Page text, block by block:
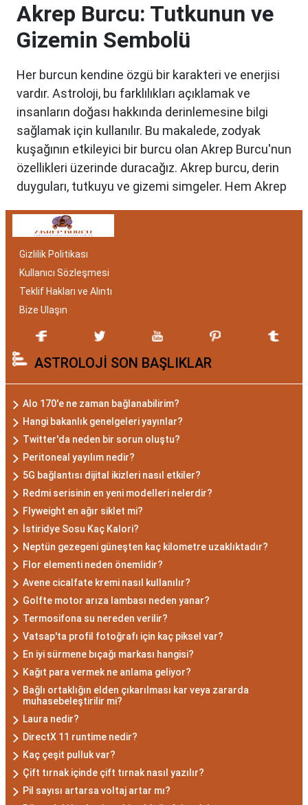
Akrep Burcu: Tutkunun ve
Gizemin Sembolü
Her burcun kendine özgü bir karakteri ve enerjisi
vardır. Astroloji, bu farklılıkları açıklamak ve
insanların doğası hakkında derinlemesine bilgi
sağlamak için kullanılır. Bu makalede, zodyak
kuşağının etkileyici bir burcu olan Akrep Burcu'nun
özellikleri üzerinde duracağız. Akrep burcu, derin
duyguları, tutkuyu ve gizemi simgeler. Hem Akrep
bakımından benzersizdir. Ayrıca, hangi aylar
belirlemede etkilidir.
Akrep Burcu Özellikleri:
Gizemli ve Kararlı
Akrep burcu, astrolojide 23 Ekim ile 21 Kasım
tarihleri arasında doğanları ifade eder. Bu
dönemde doğan bireyler genellikle gizemli ve derin
düşünce yapısına sahiptir. Akrep burcunun temel
özellikleri arasında kararlılık, cesaret ve tutku
bulunur. Akrepler, hedeflerine ulaşmak için
kararlılıkla çalışan bireylerdir. Aynı zamanda,
zekalarını ve keskin gözlem yeteneklerini
kullanarak çözüm odaklıdırlar.
Akrep Burcu Erkeği
Özellikleri: Güçlü ve
Karizmatik
Akrep burcu erkeği, genellikle güçlü bir karaktere
ve derin bir içsel güce sahiptir. Karizmatik ve
etkileyici kişilikleriyle dikkat çekerler. Akrep burcu
erkekleri, duygusal derinlikleri ve tutkulu
yaklaşımlarıyla ilişkilerde derin bağlar kurabilirler.
Ancak, bazen kıskançlık eğilimleri de
gösterebilirler.
Akrep Burcu Kadını
Özellikleri: Çekici ve Zeki
Akrep burcu kadını, çekici ve gizemli bir aura ile
Gizlilik Politikası
Kullanıcı Sözleşmesi
Teklif Hakları ve Alıntı
Bize Ulaşın
ASTROLOJİ SON BAŞLIKLAR
Alo 170'e ne zaman bağlanabilirim?
Hangi bakanlık genelgeleri yayınlar?
Twitter'da neden bir sorun oluştu?
Peritoneal yayılım nedir?
5G bağlantısı dijital ikizleri nasıl etkiler?
Redmi serisinin en yeni modelleri nelerdir?
Flyweight en ağır siklet mi?
İstiridye Sosu Kaç Kalori?
Neptün gezegeni güneşten kaç kilometre uzaklıktadır?
Flor elementi neden önemlidir?
Avene cicalfate kremi nasıl kullanılır?
Golfte motor arıza lambası neden yanar?
Termosifona su nereden verilir?
Vatsap'ta profil fotoğrafı için kaç piksel var?
En iyi sürmene bıçağı markası hangisi?
Kağıt para vermek ne anlama geliyor?
Bağlı ortaklığın elden çıkarılması kar veya zararda
muhasebeleştirilir mi?
Laura nedir?
DirectX 11 runtime nedir?
Kaç çeşit pulluk var?
Çift tırnak içinde çift tırnak nasıl yazılır?
Pil sayısı artarsa voltaj artar mı?